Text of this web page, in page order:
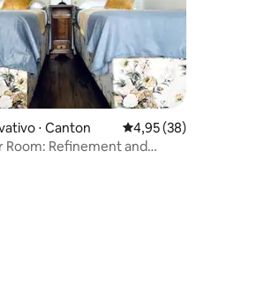
de 5, 13 avaliações
⋅ Canton 4,95 de uma
4,95 (38)
and